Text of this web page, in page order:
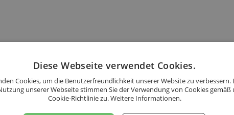
Diese Webseite verwendet Cookies.
Cookies, um die Benutzerfreundlichkeit unserer Website zu verbessern.
unserer Webseite stimmen Sie der Verwendung von Cookies gemäß
Cookie-Richtlinie zu.Weitere Informationen.